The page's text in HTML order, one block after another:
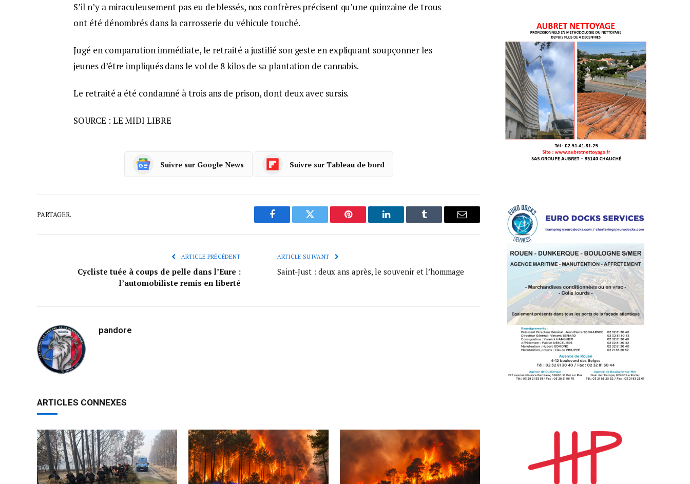
S’il n’y a miraculeusement pas eu de blessés, nos confrères précisent qu’une quinzaine de trous
ont été dénombrés dans la carrosserie du véhicule touché.
Jugé en comparution immédiate, le retraité a justifié son geste en expliquant soupçonner les
jeunes d’être impliqués dans le vol de 8 kilos de sa plantation de cannabis.
Le retraité a été condamné à trois ans de prison, dont deux avec sursis.
SOURCE : LE MIDI LIBRE
Suivre sur Google News Suivre sur Tableau de bord
PARTAGER.
Facebook Twitter Pinterest LinkedIn Tumblr Courriel
ARTICLE PRÉCÉDENT
Cycliste tuée à coups de pelle dans l’Eure :
l’automobiliste remis en liberté
ARTICLE SUIVANT
Saint-Just : deux ans après, le souvenir et l’hommage
pandore
ARTICLES CONNEXES